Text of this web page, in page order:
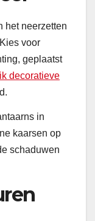
het neerzetten
voor
geplaatst
decoratieve
in
kaarsen op
schaduwen